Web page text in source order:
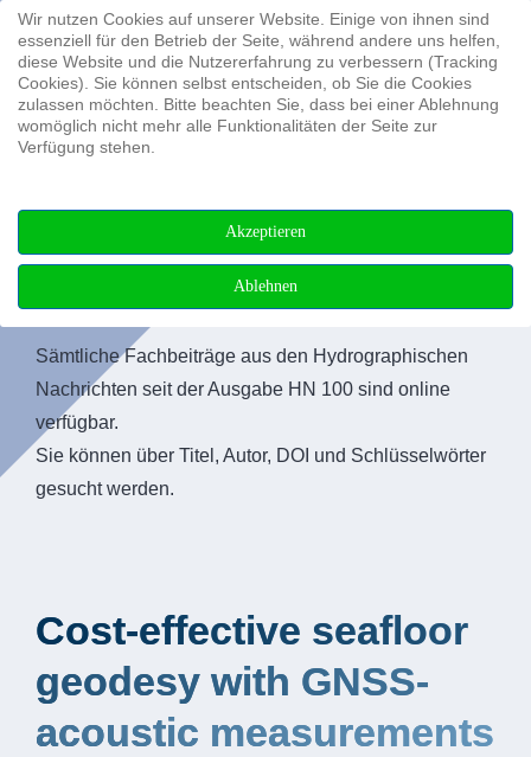
Suchen ...
Fachbeiträge
Sämtliche Fachbeiträge aus den Hydrographischen
Nachrichten seit der Ausgabe HN 100 sind online
verfügbar.
Sie können über Titel, Autor, DOI und Schlüsselwörter
gesucht werden.
Cost-effective seafloor
geodesy with GNSS-
acoustic measurements
Wir nutzen Cookies auf unserer Website. Einige von ihnen sind
essenziell für den Betrieb der Seite, während andere uns helfen,
diese Website und die Nutzererfahrung zu verbessern (Tracking
Cookies). Sie können selbst entscheiden, ob Sie die Cookies
zulassen möchten. Bitte beachten Sie, dass bei einer Ablehnung
womöglich nicht mehr alle Funktionalitäten der Seite zur
Verfügung stehen.
Akzeptieren
Ablehnen